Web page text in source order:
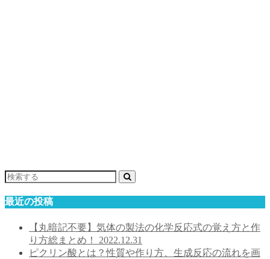
最近の投稿
【丸暗記不要】気体の製法の化学反応式の覚え方と作
り方総まとめ！ 2022.12.31
ピクリン酸とは？性質や作り方、生成反応の流れを画